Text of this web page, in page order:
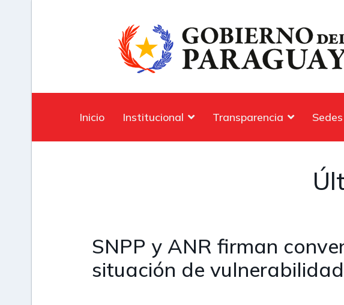
Inicio Institucional Transparencia
SNPP y ANR firman
situación de vulnerabilidad